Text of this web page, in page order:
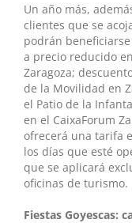
Un año más,
clientes que se
podrán
a precio reducido
Zaragoza;
de la Movilidad en
el Patio de la
en el CaixaForum
ofrecerá una tarifa
los días que esté
que se aplicará
oficinas de turismo.
Fiestas Goyescas: